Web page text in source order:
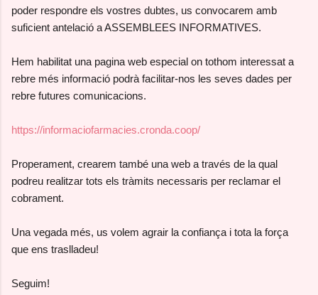
poder respondre els vostres dubtes, us convocarem amb
suficient antelació a ASSEMBLEES INFORMATIVES.
Hem habilitat una pagina web especial on tothom interessat a
rebre més informació podrà facilitar-nos les seves dades per
rebre futures comunicacions.
https://informaciofarmacies.cronda.coop/
Properament, crearem també una web a través de la qual
podreu realitzar tots els tràmits necessaris per reclamar el
cobrament.
Una vegada més, us volem agrair la confiança i tota la força
que ens traslladeu!
Seguim!